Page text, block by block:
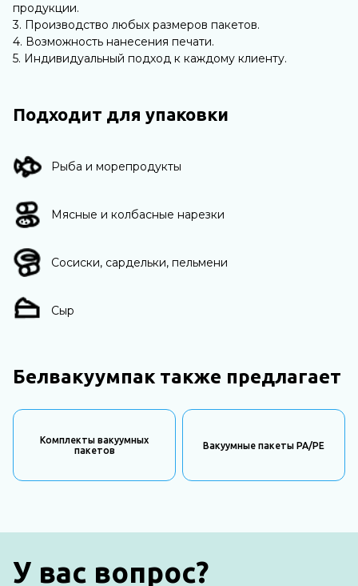
продукции.
3. Производство любых размеров пакетов.
4. Возможность нанесения печати.
5. Индивидуальный подход к каждому клиенту.
Подходит для упаковки
Рыба и морепродукты
Мясные и колбасные нарезки
Сосиски, сардельки, пельмени
Сыр
Белвакуумпак также предлагает
Комплекты вакуумных
пакетов
Вакуумные пакеты PA/PE
У вас вопрос?